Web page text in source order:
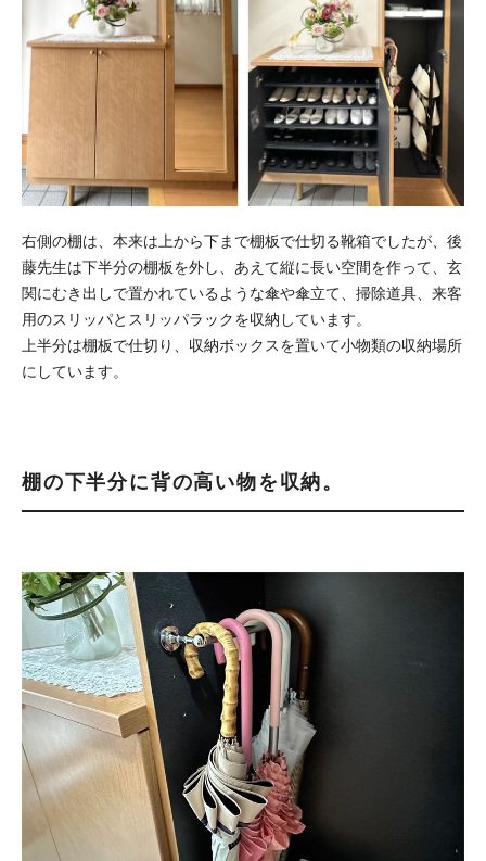
右側の棚は、本来は上から下まで棚板で仕切る靴箱でしたが、後
藤先生は下半分の棚板を外し、あえて縦に長い空間を作って、玄
関にむき出しで置かれているような傘や傘立て、掃除道具、来客
用のスリッパとスリッパラックを収納しています。
上半分は棚板で仕切り、収納ボックスを置いて小物類の収納場所
にしています。
棚の下半分に背の高い物を収納。